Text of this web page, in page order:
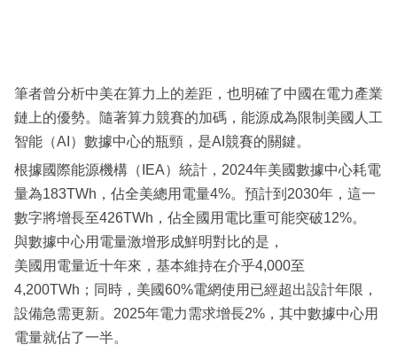
閱
專
區
筆者曾分析中美在算力上的差距，也明確了中國在電力產業
鏈上的優勢。隨著算力競賽的加碼，能源成為限制美國人工
智能（AI）數據中心的瓶頸，是AI競賽的關鍵。
根據國際能源機構（IEA）統計，2024年美國數據中心耗電
量為183TWh，佔全美總用電量4%。預計到2030年，這一
數字將增長至426TWh，佔全國用電比重可能突破12%。
與數據中心用電量激增形成鮮明對比的是，
美國用電量近十年來，基本維持在介乎4,000至
4,200TWh；同時，美國60%電網使用已經超出設計年限，
設備急需更新。2025年電力需求增長2%，其中數據中心用
電量就佔了一半。